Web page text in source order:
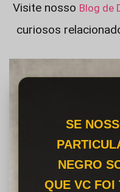
Visite nosso Blog de
curiosos
SE
NEGRO
QUE VC FOI